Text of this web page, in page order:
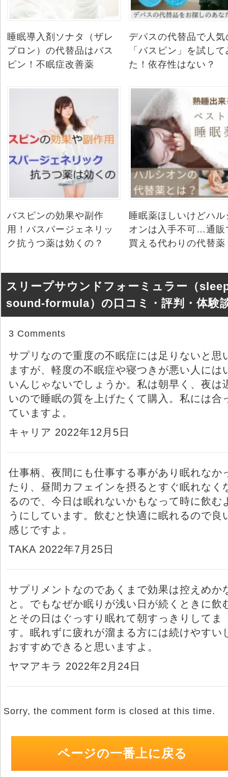
睡眠導入剤ソナタ（ザレ
プロン）の代替品はバス
ピン！不眠症改善薬
デパスの代替品で人気
「バスピン」を試して
た！依存性はない？
バスピンの効果や副作
用！バスパージェネリッ
ク抗うつ薬は効くの？
睡眠薬ほしいけどハル
オンは入手不可…通販
買える代わりの代替薬
スリープサウンドフォーミュラー（
sound-formula）の口コミ・評判・体験
3 Comments
サプリなので重度の不眠症には足りないと思
ますが、軽度の不眠症や寝つきが悪い人には
いんじゃないでしょうか。私は朝早く、夜は
いので睡眠の質を上げたくて購入。私には合
ていますよ。
キャリア 2022年12月5日
仕事柄、夜間にも仕事する事があり眠れなか
たり、昼間カフェインを摂るとすぐ眠れなく
るので、今日は眠れないかもなって時に飲む
うにしています。飲むと快適に眠れるので良
感じですよ。
TAKA 2022年7月25日
サプリメントなのであくまで効果は控えめか
と。でもなぜか眠りが浅い日が続くときに飲
とその日はぐっすり眠れて朝すっきりしてま
す。眠れずに疲れが溜まる方には続けやすい
おすすめできると思いますよ。
ヤマアキラ 2022年2月24日
Sorry, the comment form is closed at this time.
ページの一番上に戻る